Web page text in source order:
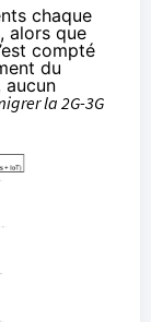
chaque
alors que
compté
du
aucun
la 2G-3G